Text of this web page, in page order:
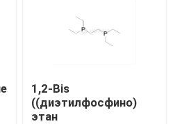
1,2-Bis
((диэтилфосфино)
этан